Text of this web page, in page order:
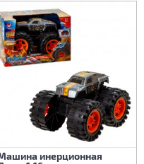
инерционная